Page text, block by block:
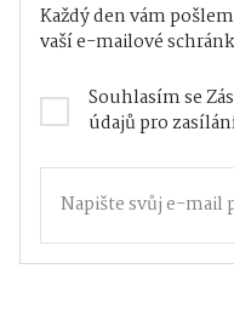
Každý den vám
vaší e-mailové
Souhlasím se
údajůpro